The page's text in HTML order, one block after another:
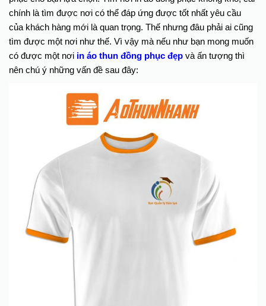
chính là tìm được nơi có thể đáp ứng được tốt nhất yêu cầu
của khách hàng mới là quan trọng. Thế nhưng đâu phải ai cũng
tìm được một nơi như thế. Vì vậy mà nếu như bạn mong muốn
có được một nơi in áo thun đồng phục đẹp và ấn tượng thì
nên chú ý những vấn đề sau đây: